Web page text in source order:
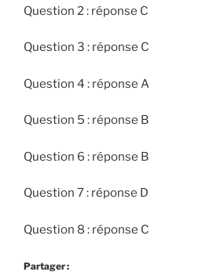
Question 2 : réponse C
Question 3 : réponse C
Question 4 : réponse A
Question 5 : réponse B
Question 6 : réponse B
Question 7 : réponse D
Question 8 : réponse C
Partager :